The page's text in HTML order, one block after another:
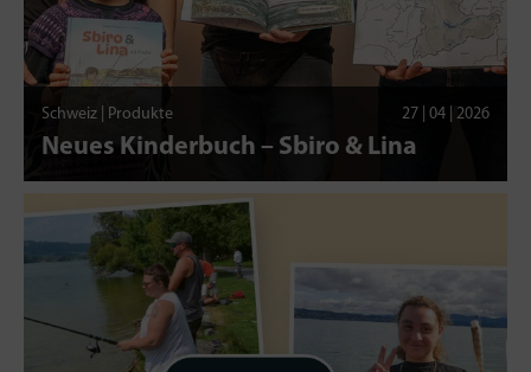
Schweiz | Produkte 27 | 04 | 2026
Neues Kinderbuch – Sbiro & Lina